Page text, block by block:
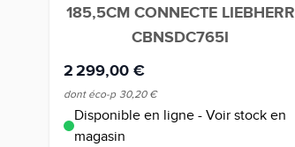
185,5CM CONNECTE LIEBHERR
CBNSDC765I
2 299,00 €
dont éco-p 30,20 €
Disponible en ligne - Voir stock en
magasin